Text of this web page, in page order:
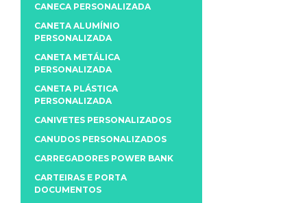
CANECA PERSONALIZADA
CANETA ALUMÍNIO
PERSONALIZADA
CANETA METÁLICA
PERSONALIZADA
CANETA PLÁSTICA
PERSONALIZADA
CANIVETES PERSONALIZADOS
CANUDOS PERSONALIZADOS
CARREGADORES POWER BANK
CARTEIRAS E PORTA
DOCUMENTOS